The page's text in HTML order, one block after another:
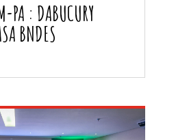
PA : DABUCURY
BNDES